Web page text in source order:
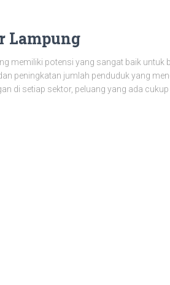
Lampung
memiliki potensi yang sangat baik untuk
peningkatan jumlah penduduk yang
di setiap sektor, peluang yang ada cukup